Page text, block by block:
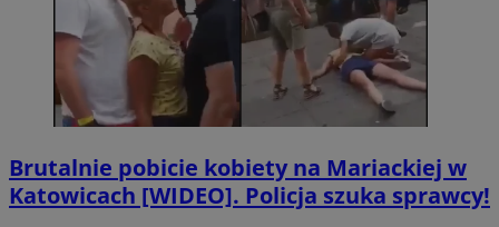
Brutalnie pobicie kobiety na Mariackiej w
Katowicach [WIDEO]. Policja szuka sprawcy!